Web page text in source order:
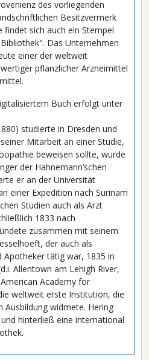
des vorliegenden
Besitzvermerk
findet sich auch ein Stempel
Das Unternehmen
einer der weltweit
pflanzlicher Arzneimittel
Buch erfolgt unter
studierte in Dresden und
Mitarbeit an einer Studie,
beweisen sollte, wurde
der Hahnemann’schen
er an der Universität
einer Expedition nach Surinam
Studien auch als Arzt
1833 nach
zusammen mit seinem
der auch als
Apotheker tätig war, 1835 in
Allentown am Lehigh River,
Academy for
weltweit erste Institution, die
Ausbildung widmete. Hering
hinterließ eine international